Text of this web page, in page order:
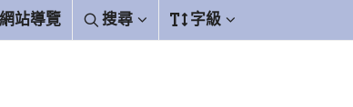
網站導覽 搜尋 字級